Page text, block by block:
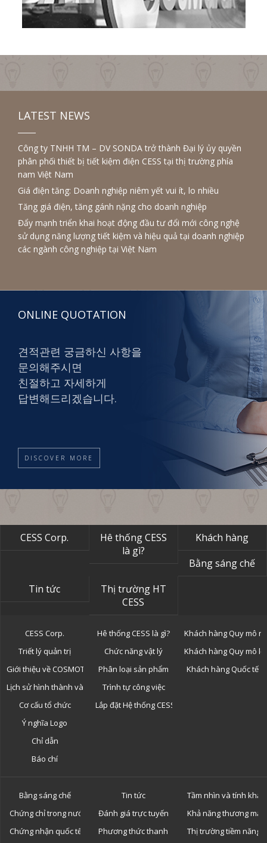
LATEST NEWS
Công ty TNHH TM – DV SONDA trở thành Đại lý ủy quyền
phân phối thiết bị tiết kiệm điện CESS tại thị trường phía
nam Việt Nam
Giá điện tăng: Doanh nghiệp niêm yết vui ít, lo nhiều
Tăng giá điện, tăng gánh nặng cho doanh nghiệp
Đẩy mạnh triển khai hoạt động đầu tư đổi mới công nghệ
sử dụng năng lượng tiết kiệm và hiệu quả tại doanh nghiệp
các ngành công nghiệp tại Việt Nam
ONLINE QUOTATION
견적관련 궁금하신 사항을
문의해주시면
친절하고 자세하게
답변해드리겠습니다.
DISCOVER MORE
CESS Corp.
Hê thống CESS
là gì?
Khách hàng
Bằng sáng chế
Tin tức
Thị trường HT
CESS
CESS Corp.
Triết lý quản trị
Giới thiệu về COSMOTOR
Lịch sử hình thành và phát triển
Cơ cấu tổ chức
Ý nghĩa Logo
Chỉ dẫn
Báo chí
Hê thống CESS là gì?
Chức năng vật lý
Phân loại sản phẩm
Trình tự công việc
Lắp đặt Hệ thống CESS
Khách hàng Quy mô
Khách hàng Quy mô
Khách hàng Quốc tế
Bằng sáng chế
Chứng chỉ trong nước
Chứng nhận quốc tế
Tin tức
Đánh giá trực tuyến
Phương thức thanh toán
Tầm nhìn và tính khả
Khả năng thương mại
Thị trường tiềm năng